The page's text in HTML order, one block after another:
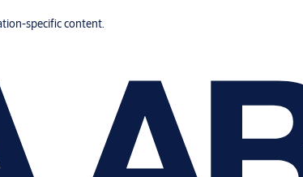
specific content.